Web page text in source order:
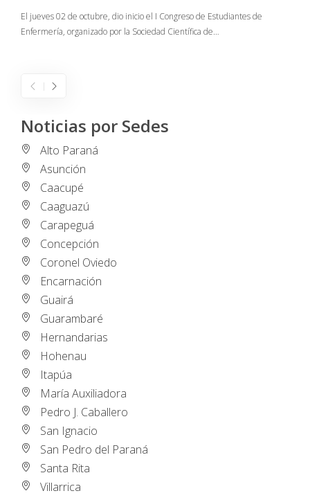
El jueves 02 de octubre, dio inicio el I Congreso de Estudiantes de
Enfermería, organizado por la Sociedad Científica de…
Noticias por Sedes
Alto Paraná
Asunción
Caacupé
Caaguazú
Carapeguá
Concepción
Coronel Oviedo
Encarnación
Guairá
Guarambaré
Hernandarias
Hohenau
Itapúa
María Auxiliadora
Pedro J. Caballero
San Ignacio
San Pedro del Paraná
Santa Rita
Villarrica